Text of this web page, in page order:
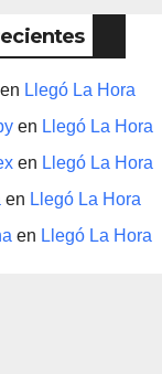
en Llegó La Hora
en Llegó La Hora
en Llegó La Hora
en Llegó La Hora
en Llegó La Hora